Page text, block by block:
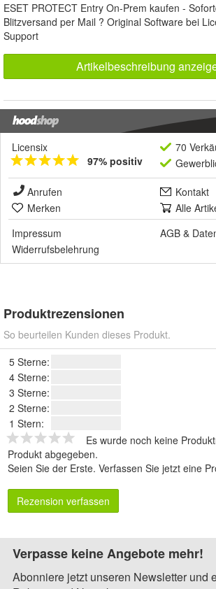
ESET PROTECT Entry On-Prem kaufen -
Blitzversand per Mail ? Original Software bei
Support
Artikelbeschreibung
Licensix
97% positiv
70
Anrufen
Kontakt
Merken
Alle
Impressum
AGB &
Widerrufsbelehrung
Produktrezensionen
So beurteilen Kunden dieses Produkt.
5 Sterne:
4 Sterne:
3 Sterne:
2 Sterne:
1 Stern:
Es wurde noch keine
Produkt abgegeben.
Seien Sie der Erste. Verfassen Sie jetzt eine
Rezension verfassen
Verpasse keine Angebote mehr!
Abonniere jetzt unseren Newsletter und